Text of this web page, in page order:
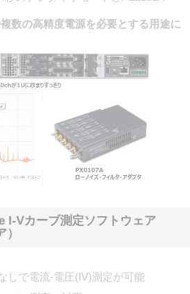
数の高精度電源を必要とする用途に
I-Vカーブ測定ソフトウェア
しで電流-電圧(IV)測定が可能